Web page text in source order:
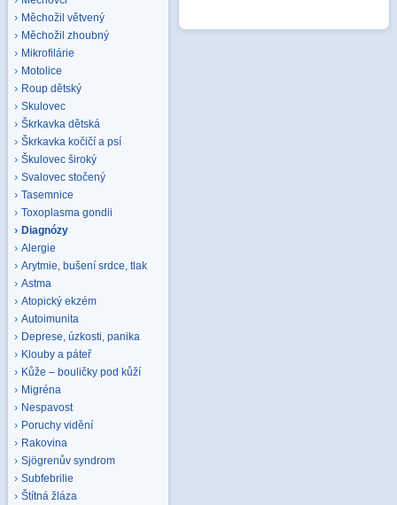
Měchožil větvený
Měchožil zhoubný
Mikrofilárie
Motolice
Roup dětský
Skulovec
Škrkavka dětská
Škrkavka kočičí a psí
Škulovec široký
Svalovec stočený
Tasemnice
Toxoplasma gondii
Diagnózy
Alergie
Arytmie, bušení srdce, tlak
Astma
Atopický ekzém
Autoimunita
Deprese, úzkosti, panika
Klouby a páteř
Kůže – bouličky pod kůží
Migréna
Nespavost
Poruchy vidění
Rakovina
Sjögrenův syndrom
Subfebrilie
Štítná žláza